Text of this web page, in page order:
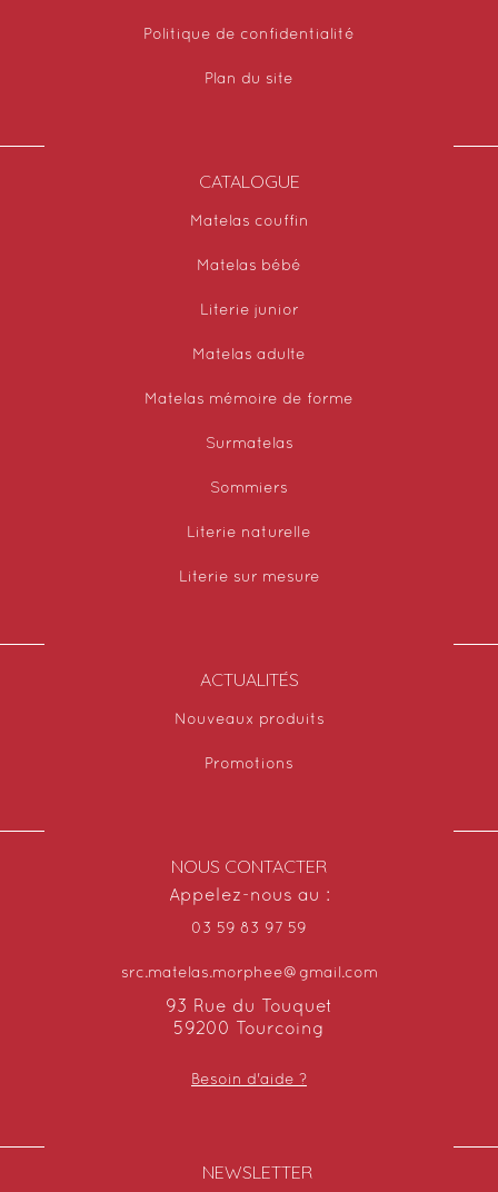
Politique de confidentialité
Plan du site
CATALOGUE
Matelas couffin
Matelas bébé
Literie junior
Matelas adulte
Matelas mémoire de forme
Surmatelas
Sommiers
Literie naturelle
Literie sur mesure
ACTUALITÉS
Nouveaux produits
Promotions
NOUS CONTACTER
Appelez-nous au :
03 59 83 97 59
src.matelas.morphee@gmail.com
93 Rue du Touquet
59200 Tourcoing
Besoin d'aide ?
NEWSLETTER​